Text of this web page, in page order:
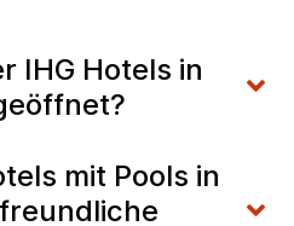
IHG Hotels in
mit Pools in